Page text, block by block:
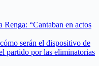
“Cantaban en actos
serán el dispositivo de
partido por las eliminatorias